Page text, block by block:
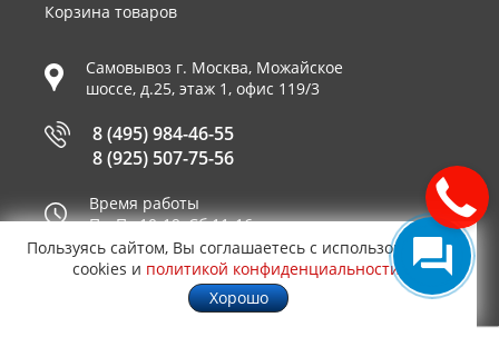
Корзина товаров
Самовывоз г. Москва, Можайское
шоссе, д.25, этаж 1, офис 119/3
8 (495) 984-46-55
8 (925) 507-75-56
Время работы
Пн-Пт 10-19, Сб 11-16
Принимаем к оплате
Пользуясь сайтом, Вы соглашаетесь с использованием
cookies и политикой конфиденциальности
Хорошо